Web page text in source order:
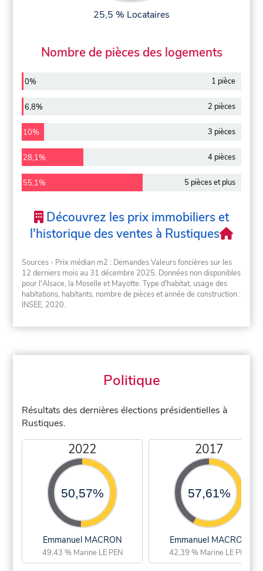
25,5 % Locataires
Nombre de pièces des logements
0% 1 pièce
6,8% 2 pièces
10% 3 pièces
28,1% 4 pièces
55,1% 5 pièces et plus
Découvrez les prix immobiliers et
l'historique des ventes à Rustiques
Sources - Prix médian m2 : Demandes Valeurs foncières sur les
12 derniers mois au 31 décembre 2025. Données non disponibles
pour l'Alsace, la Moselle et Mayotte. Type d'habitat, usage des
habitations, habitants, nombre de pièces et année de construction :
INSEE, 2020.
Politique
Résultats des dernières élections présidentielles à
Rustiques.
2022
50,57%
Emmanuel MACRON
49,43 % Marine LE PEN
2017
57,61%
Emmanuel MACRON
42,39 % Marine LE PEN